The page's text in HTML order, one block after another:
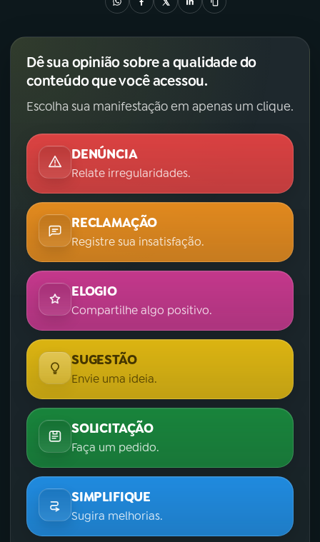
Dê sua opinião sobre a qualidade do
conteúdo que você acessou.
Escolha sua manifestação em apenas um clique.
DENÚNCIA
Relate irregularidades.
RECLAMAÇÃO
Registre sua insatisfação.
ELOGIO
Compartilhe algo positivo.
SUGESTÃO
Envie uma ideia.
SOLICITAÇÃO
Faça um pedido.
SIMPLIFIQUE
Sugira melhorias.